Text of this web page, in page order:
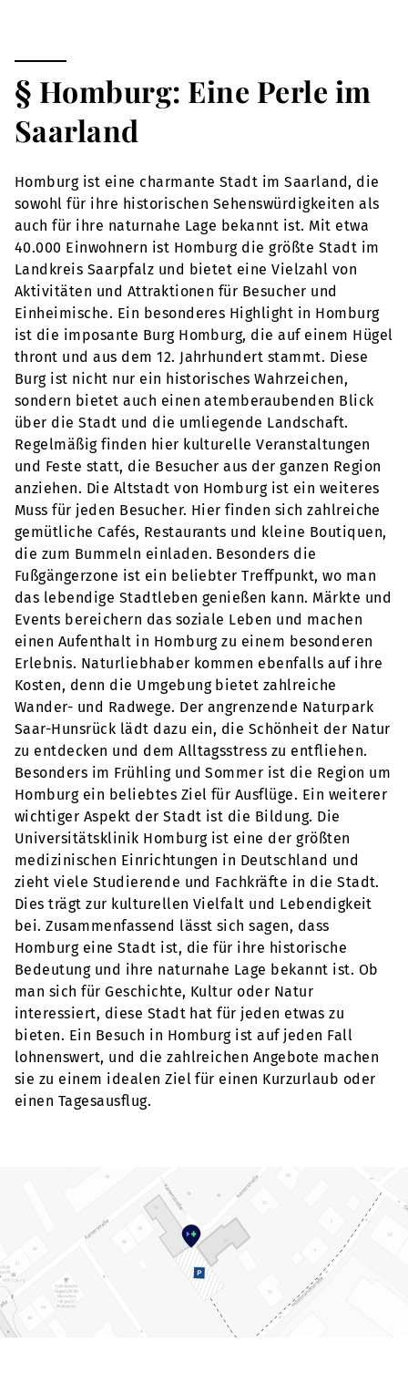
§ Homburg: Eine Perle im
Saarland
Homburg ist eine charmante Stadt im Saarland, die
sowohl für ihre historischen Sehenswürdigkeiten als
auch für ihre naturnahe Lage bekannt ist. Mit etwa
40.000 Einwohnern ist Homburg die größte Stadt im
Landkreis Saarpfalz und bietet eine Vielzahl von
Aktivitäten und Attraktionen für Besucher und
Einheimische. Ein besonderes Highlight in Homburg
ist die imposante Burg Homburg, die auf einem Hügel
thront und aus dem 12. Jahrhundert stammt. Diese
Burg ist nicht nur ein historisches Wahrzeichen,
sondern bietet auch einen atemberaubenden Blick
über die Stadt und die umliegende Landschaft.
Regelmäßig finden hier kulturelle Veranstaltungen
und Feste statt, die Besucher aus der ganzen Region
anziehen. Die Altstadt von Homburg ist ein weiteres
Muss für jeden Besucher. Hier finden sich zahlreiche
gemütliche Cafés, Restaurants und kleine Boutiquen,
die zum Bummeln einladen. Besonders die
Fußgängerzone ist ein beliebter Treffpunkt, wo man
das lebendige Stadtleben genießen kann. Märkte und
Events bereichern das soziale Leben und machen
einen Aufenthalt in Homburg zu einem besonderen
Erlebnis. Naturliebhaber kommen ebenfalls auf ihre
Kosten, denn die Umgebung bietet zahlreiche
Wander- und Radwege. Der angrenzende Naturpark
Saar-Hunsrück lädt dazu ein, die Schönheit der Natur
zu entdecken und dem Alltagsstress zu entfliehen.
Besonders im Frühling und Sommer ist die Region um
Homburg ein beliebtes Ziel für Ausflüge. Ein weiterer
wichtiger Aspekt der Stadt ist die Bildung. Die
Universitätsklinik Homburg ist eine der größten
medizinischen Einrichtungen in Deutschland und
zieht viele Studierende und Fachkräfte in die Stadt.
Dies trägt zur kulturellen Vielfalt und Lebendigkeit
bei. Zusammenfassend lässt sich sagen, dass
Homburg eine Stadt ist, die für ihre historische
Bedeutung und ihre naturnahe Lage bekannt ist. Ob
man sich für Geschichte, Kultur oder Natur
interessiert, diese Stadt hat für jeden etwas zu
bieten. Ein Besuch in Homburg ist auf jeden Fall
lohnenswert, und die zahlreichen Angebote machen
sie zu einem idealen Ziel für einen Kurzurlaub oder
einen Tagesausflug.